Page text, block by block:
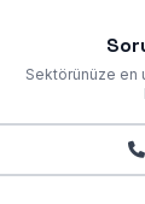
Sektörünüze en